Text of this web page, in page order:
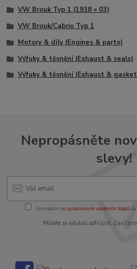
VW Brouk Typ 1 (1938 » 03)
VW Brouk/Cabrio Typ 1
Motory & díly (Engines & parts)
Výfuky & těsnění (Exhaust & seals)
Výfuky & těsnění (Exhaust &
Nepropásněte
slevy!
Souhlasím se zpracováním osobních údajůza
Můžete se kdykoli odhlásit.